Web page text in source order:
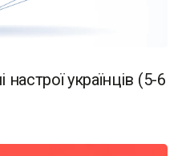
українців (5-6